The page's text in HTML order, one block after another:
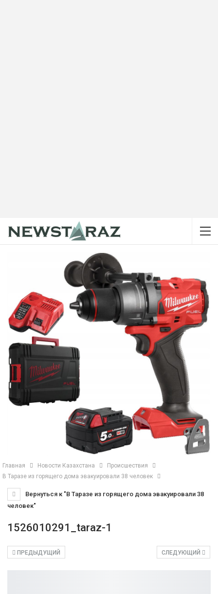
Главная Новости Казахстана
Происшествия
В Таразе из горящего дома эвакуировали 38 человек
Вернуться к "В Таразе из горящего дома эвакуировали 38
человек"
1526010291_taraz-1
СЛЕДУЮЩИЙ
ПРЕДЫДУЩИЙ